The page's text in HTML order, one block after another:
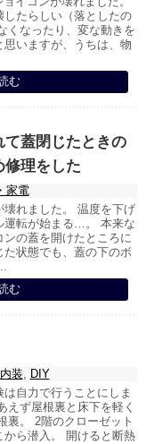
したらしい（落としたの
くなったり、変な動きを
いますが、うちは、物
む
て蓋閉じたときの
修理をした
家電
れました。 温度を下げ
運転が始まる…。 本来な
の蓋を開けたところに
状態でも、蓋の下のボ
む
内装, DIY
自力で行うことにしま
えず屋根裏と床下を軽く
裏。 2階のクローゼット
ら潜入。 開けると断熱